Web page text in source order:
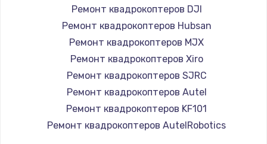
Ремонт квадрокоптеров DJI
Ремонт квадрокоптеров Hubsan
Ремонт квадрокоптеров MJX
Ремонт квадрокоптеров Xiro
Ремонт квадрокоптеров SJRC
Ремонт квадрокоптеров Autel
Ремонт квадрокоптеров KF101
Ремонт квадрокоптеров AutelRobotics